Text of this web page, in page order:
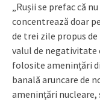
„Rușii se prefac că
concentrează doar
de trei zile propus
valul de negativitate
folosite amenințări
banală aruncare de
amenințări nucleare,